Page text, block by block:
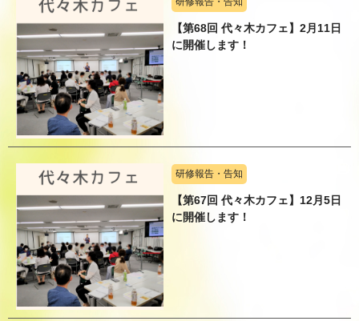
【第68回 代々木カフェ】2月11日
に開催します！
研修報告・告知
【第67回 代々木カフェ】12月5日
に開催します！